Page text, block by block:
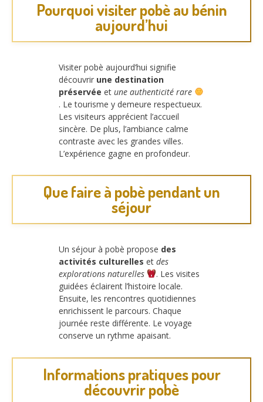
Pourquoi visiter pobè au bénin
aujourd’hui
Visiter pobè aujourd’hui signifie
découvrir une destination
préservée et une authenticité rare
. Le tourisme y demeure respectueux.
Les visiteurs apprécient l’accueil
sincère. De plus, l’ambiance calme
contraste avec les grandes villes.
L’expérience gagne en profondeur.
Que faire à pobè pendant un
séjour
Un séjour à pobè propose des
activités culturelles et des
explorations naturelles
. Les visites
guidées éclairent l’histoire locale.
Ensuite, les rencontres quotidiennes
enrichissent le parcours. Chaque
journée reste différente. Le voyage
conserve un rythme apaisant.
Informations pratiques pour
découvrir pobè